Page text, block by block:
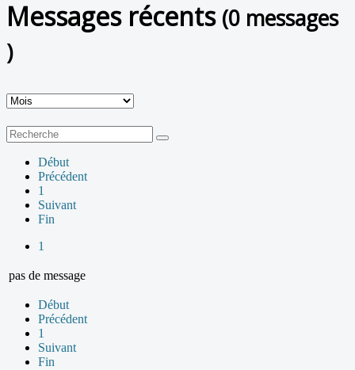
Messages récents (0 messages
)
Début
Précédent
1
Suivant
Fin
1
pas de message
Début
Précédent
1
Suivant
Fin